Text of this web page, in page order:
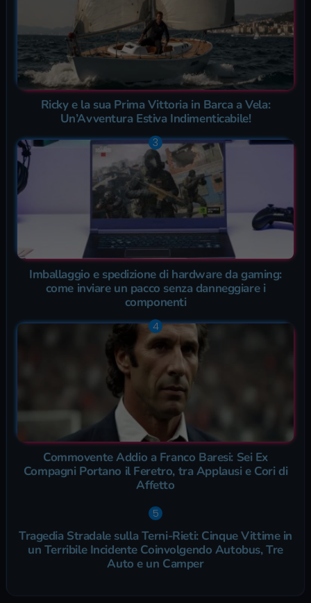
Ricky e la sua Prima Vittoria in Barca a Vela:
Un’Avventura Estiva Indimenticabile!
Imballaggio e spedizione di hardware da gaming:
come inviare un pacco senza danneggiare i
componenti
Commovente Addio a Franco Baresi: Sei Ex
Compagni Portano il Feretro, tra Applausi e Cori di
Affetto
Tragedia Stradale sulla Terni-Rieti: Cinque Vittime in
un Terribile Incidente Coinvolgendo Autobus, Tre
Auto e un Camper